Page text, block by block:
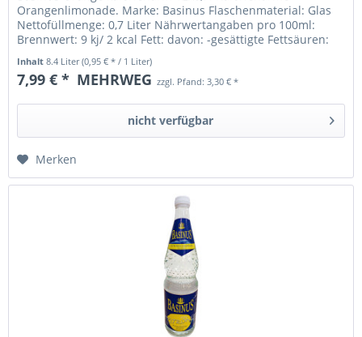
Orangenlimonade. Marke: Basinus Flaschenmaterial: Glas
Nettofüllmenge: 0,7 Liter Nährwertangaben pro 100ml:
Brennwert: 9 kj/ 2 kcal Fett: davon: -gesättigte Fettsäuren:
Inhalt8.4 Liter(0,95 € * / 1 Liter)
7,99 € * MEHRWEG zzgl. Pfand: 3,30 € *
nicht verfügbar
Merken